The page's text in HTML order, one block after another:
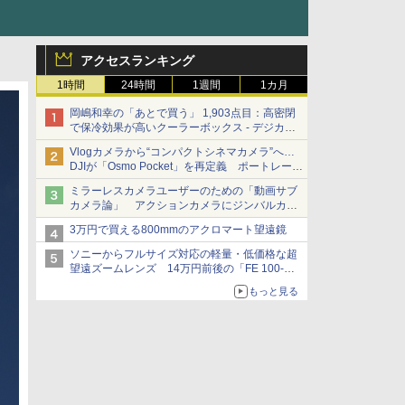
アクセスランキング
1時間 24時間 1週間 1カ月
岡嶋和幸の「あとで買う」 1,903点目：高密閉
で保冷効果が高いクーラーボックス - デジカメ
Watch
Vlogカメラから“コンパクトシネマカメラ”へ…
DJIが「Osmo Pocket」を再定義 ポートレート
重視の映像設計に
ミラーレスカメラユーザーのための「動画サブ
カメラ論」 アクションカメラにジンバルカメ
ラ……その実質的な違いは？
3万円で買える800mmのアクロマート望遠鏡
ソニーからフルサイズ対応の軽量・低価格な超
望遠ズームレンズ 14万円前後の「FE 100-
もっと見る